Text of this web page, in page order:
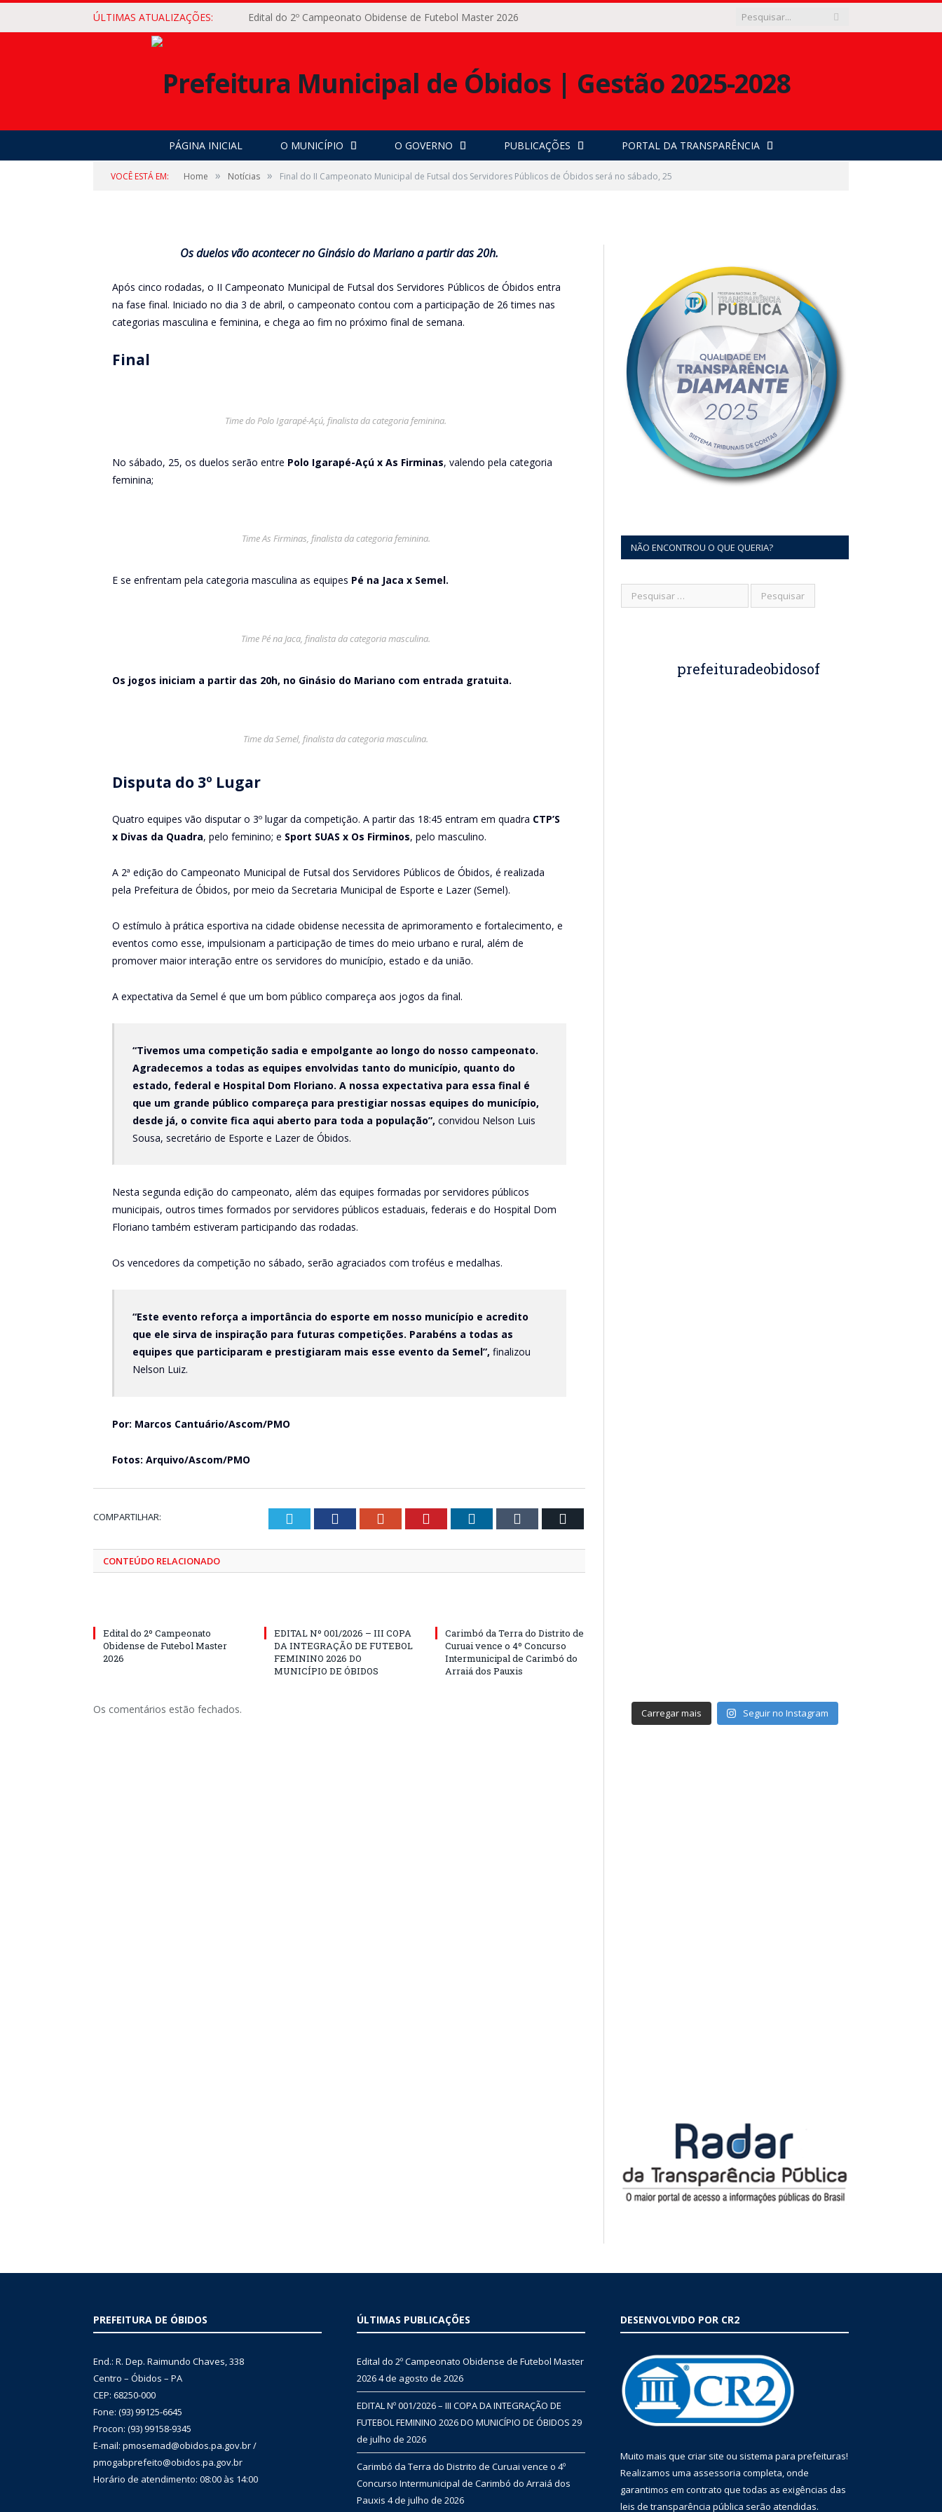
ÚLTIMAS ATUALIZAÇÕES: Edital do 2º Campeonato Obidense de Futebol Master 2026
PÁGINA INICIAL O MUNICÍPIO O GOVERNO PUBLICAÇÕES PORTAL DA TRANSPARÊNCIA
VOCÊ ESTÁ EM: Home » Notícias » Final do II Campeonato Municipal de Futsal dos Servidores Públicos de Óbidos será no sábado, 25
Final do II Campeonato Municipal de Futsal
dos Servidores Públicos de Óbidos será no
sábado, 25
COMUNICAÇÃO PMO
Os duelos vão acontecer no Ginásio do Mariano a partir das 20h.
Após cinco rodadas, o II Campeonato Municipal de Futsal dos Servidores Públicos de Óbidos entra
na fase final. Iniciado no dia 3 de abril, o campeonato contou com a participação de 26 times nas
categorias masculina e feminina, e chega ao fim no próximo final de semana.
Final
Time do Polo Igarapé-Açú, finalista da categoria feminina.
No sábado, 25, os duelos serão entre Polo Igarapé-Açú x As Firminas, valendo pela categoria
feminina;
Time As Firminas, finalista da categoria feminina.
E se enfrentam pela categoria masculina as equipes Pé na Jaca x Semel.
Time Pé na Jaca, finalista da categoria masculina.
Os jogos iniciam a partir das 20h, no Ginásio do Mariano com entrada gratuita.
Time da Semel, finalista da categoria masculina.
Disputa do 3º Lugar
Quatro equipes vão disputar o 3º lugar da competição. A partir das 18:45 entram em quadra CTP’S
x Divas da Quadra, pelo feminino; e Sport SUAS x Os Firminos, pelo masculino.
A 2ª edição do Campeonato Municipal de Futsal dos Servidores Públicos de Óbidos, é realizada
pela Prefeitura de Óbidos, por meio da Secretaria Municipal de Esporte e Lazer (Semel).
O estímulo à prática esportiva na cidade obidense necessita de aprimoramento e fortalecimento, e
eventos como esse, impulsionam a participação de times do meio urbano e rural, além de
promover maior interação entre os servidores do município, estado e da união.
A expectativa da Semel é que um bom público compareça aos jogos da final.
“Tivemos uma competição sadia e empolgante ao longo do nosso campeonato.
Agradecemos a todas as equipes envolvidas tanto do município, quanto do
estado, federal e Hospital Dom Floriano. A nossa expectativa para essa final é
que um grande público compareça para prestigiar nossas equipes do município,
desde já, o convite fica aqui aberto para toda a população”, convidou Nelson Luis
Sousa, secretário de Esporte e Lazer de Óbidos.
Nesta segunda edição do campeonato, além das equipes formadas por servidores públicos
municipais, outros times formados por servidores públicos estaduais, federais e do Hospital Dom
Floriano também estiveram participando das rodadas.
Os vencedores da competição no sábado, serão agraciados com troféus e medalhas.
“Este evento reforça a importância do esporte em nosso município e acredito
que ele sirva de inspiração para futuras competições. Parabéns a todas as
equipes que participaram e prestigiaram mais esse evento da Semel”, finalizou
Nelson Luiz.
Por: Marcos Cantuário/Ascom/PMO
Fotos: Arquivo/Ascom/PMO
COMPARTILHAR: Twitter Facebook Google+ Pinterest LinkedIn Tumblr
CONTEÚDO RELACIONADO
Edital do 2º Campeonato
Obidense de Futebol Master
2026
EDITAL Nº 001/2026 – III COPA
DA INTEGRAÇÃO DE FUTEBOL
FEMININO 2026 DO
MUNICÍPIO DE ÓBIDOS
Carimbó da Terra do Distrito de
Curuai vence o 4º Concurso
Intermunicipal de Carimbó do
Arraiá dos Pauxis
Os comentários estão fechados.
NÃO ENCONTROU O QUE QUERIA?
prefeituradeobidosof
Carregar mais Seguir no Instagram
PREFEITURA DE ÓBIDOS
End.: R. Dep. Raimundo Chaves, 338
Centro – Óbidos – PA
CEP: 68250-000
Fone: (93) 99125-6645
Procon: (93) 99158-9345
E-mail: pmosemad@obidos.pa.gov.br /
pmogabprefeito@obidos.pa.gov.br
Horário de atendimento: 08:00 às 14:00
ÚLTIMAS PUBLICAÇÕES
Edital do 2º Campeonato Obidense de Futebol Master
20264 de agosto de 2026
EDITAL Nº 001/2026 – III COPA DA INTEGRAÇÃO DE
FUTEBOL FEMININO 2026 DO MUNICÍPIO DE ÓBIDOS 29
de julho de 2026
Carimbó da Terra do Distrito de Curuai vence o 4º
Concurso Intermunicipal de Carimbó do Arraiá dos
Pauxis 4 de julho de 2026
DESENVOLVIDO POR CR2
Muito mais que criar site ou sistema para prefeituras!
Realizamos uma assessoria completa, onde
garantimos em contrato que todas as exigências das
leis de transparência pública serão atendidas.